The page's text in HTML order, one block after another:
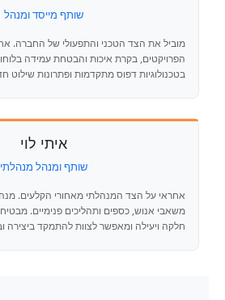
שותף מייסד ומנהל
מוביל את הצד הטכני והתפעולי של החברה.
הפרויקטים, בקרת איכות והבטחת עמידה
בטכנולוגיות דפוס מתקדמות ופתרונות שילוט
איתי לוי
שותף ומנהל מנהלתי
אחראי על הצד המנהלתי מאחורי הקלעים.
משאבי אנוש, כספים ותהליכים פנימיים.
חלקה ויעילה ומאפשר לצוות להתמקד ביצירה